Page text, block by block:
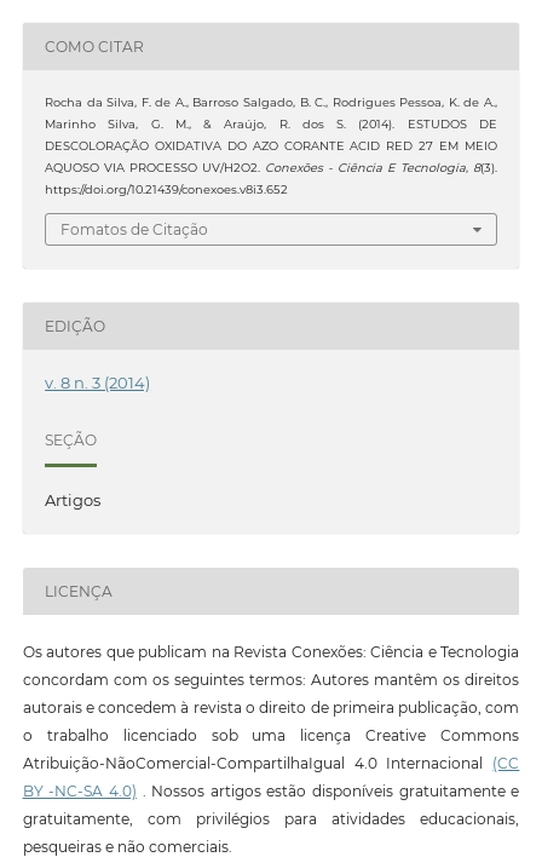
COMO CITAR
Rocha da Silva, F. de A., Barroso Salgado, B. C., Rodrigues Pessoa, K. de A.,
Marinho Silva, G. M., & Araújo, R. dos S. (2014). ESTUDOS DE
DESCOLORAÇÃO OXIDATIVA DO AZO CORANTE ACID RED 27 EM MEIO
AQUOSO VIA PROCESSO UV/H2O2. Conexões - Ciência E Tecnologia, 8(3).
https://doi.org/10.21439/conexoes.v8i3.652
Fomatos de Citação
EDIÇÃO
v. 8 n. 3 (2014)
SEÇÃO
Artigos
LICENÇA
Os autores que publicam na Revista Conexões: Ciência e Tecnologia
concordam com os seguintes termos: Autores mantêm os direitos
autorais e concedem à revista o direito de primeira publicação, com
o trabalho licenciado sob uma licença Creative Commons
Atribuição-NãoComercial-CompartilhaIgual 4.0 Internacional (CC
BY -NC-SA 4.0) . Nossos artigos estão disponíveis gratuitamente e
gratuitamente, com privilégios para atividades educacionais,
pesqueiras e não comerciais.